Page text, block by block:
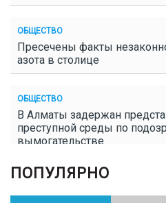
ОБЩЕСТВО
Пресечены факты
азота в столице
ОБЩЕСТВО
В Алматы задержан
преступной среды по
вымогательстве
ОБЩЕСТВО
Полицейские пресекли
ПОПУЛЯРНО